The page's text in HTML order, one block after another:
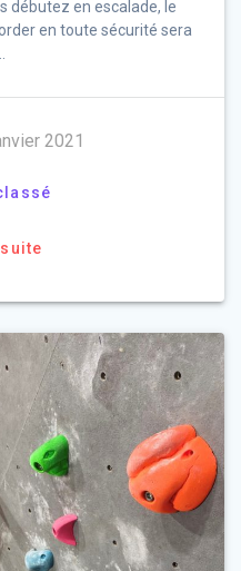
débutez en escalade, le
en toute sécurité sera
2021